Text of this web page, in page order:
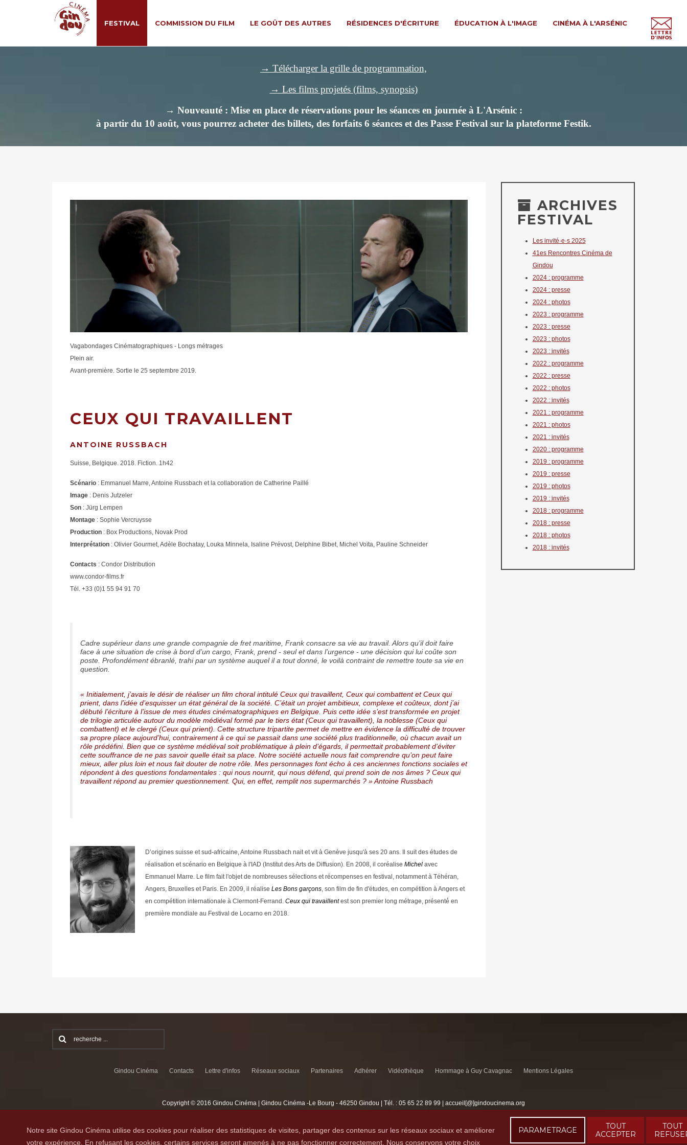
FESTIVAL COMMISSION DU FILM LE GOÛT DES AUTRES RÉSIDENCES D'ÉCRITURE ÉDUCATION À L'IMAGE CINÉMA À L'ARSÉNIC
→ Télécharger la grille de programmation,
→ Les films projetés (films, synopsis)
→ Nouveauté : Mise en place de réservations pour les séances en journée à L'Arsénic :
à partir du 10 août, vous pourrez acheter des billets, des forfaits 6 séances et des Passe Festival sur la plateforme Festik.
Vagabondages Cinématographiques - Longs métrages
Plein air.
Avant-première. Sortie le 25 septembre 2019.
CEUX QUI TRAVAILLENT
ANTOINE RUSSBACH
Suisse, Belgique. 2018. Fiction. 1h42
Scénario : Emmanuel Marre, Antoine Russbach et la collaboration de Catherine Paillé
Image : Denis Jutzeler
Son : Jürg Lempen
Montage : Sophie Vercruysse
Production : Box Productions, Novak Prod
Interprétation : Olivier Gourmet, Adèle Bochatay, Louka Minnela, Isaline Prévost, Delphine Bibet, Michel Voïta, Pauline Schneider
Contacts : Condor Distribution
www.condor-films.fr
Tél. +33 (0)1 55 94 91 70
Cadre supérieur dans une grande compagnie de fret maritime, Frank consacre sa vie au travail. Alors qu’il doit faire
face à une situation de crise à bord d’un cargo, Frank, prend - seul et dans l’urgence - une décision qui lui coûte son
poste. Profondément ébranlé, trahi par un système auquel il a tout donné, le voilà contraint de remettre toute sa vie en
question.
« Initialement, j’avais le désir de réaliser un film choral intitulé Ceux qui travaillent, Ceux qui combattent et Ceux qui
prient, dans l’idée d’esquisser un état général de la société. C’était un projet ambitieux, complexe et coûteux, dont j’ai
débuté l’écriture à l’issue de mes études cinématographiques en Belgique. Puis cette idée s’est transformée en projet
de trilogie articulée autour du modèle médiéval formé par le tiers état (Ceux qui travaillent), la noblesse (Ceux qui
combattent) et le clergé (Ceux qui prient). Cette structure tripartite permet de mettre en évidence la difficulté de trouver
sa propre place aujourd’hui, contrairement à ce qui se passait dans une société plus traditionnelle, où chacun avait un
rôle prédéfini. Bien que ce système médiéval soit problématique à plein d’égards, il permettait probablement d’éviter
cette souffrance de ne pas savoir quelle était sa place. Notre société actuelle nous fait comprendre qu’on peut faire
mieux, aller plus loin et nous fait douter de notre rôle. Mes personnages font écho à ces anciennes fonctions sociales et
répondent à des questions fondamentales : qui nous nourrit, qui nous défend, qui prend soin de nos âmes ? Ceux qui
travaillent répond au premier questionnement. Qui, en effet, remplit nos supermarchés ? » Antoine Russbach
D’origines suisse et sud-africaine, Antoine Russbach nait et vit à Genève jusqu'à ses 20 ans. Il suit des études de
réalisation et scénario en Belgique à l'IAD (Institut des Arts de Diffusion). En 2008, il coréalise Michel avec
Emmanuel Marre. Le film fait l'objet de nombreuses sélections et récompenses en festival, notamment à Téhéran,
Angers, Bruxelles et Paris. En 2009, il réalise Les Bons garçons, son film de fin d'études, en compétition à Angers et
en compétition internationale à Clermont-Ferrand. Ceux qui travaillentest son premier long métrage, présenté́ en
première mondiale au Festival de Locarno en 2018.
ARCHIVES
FESTIVAL
Les invité·e·s 2025
41es Rencontres Cinéma de
Gindou
2024 : programme
2024 : presse
2024 : photos
2023 : programme
2023 : presse
2023 : photos
2023 : invités
2022 : programme
2022 : presse
2022 : photos
2022 : invités
2021 : programme
2021 : photos
2021 : invités
2020 : programme
2019 : programme
2019 : presse
2019 : photos
2019 : invités
2018 : programme
2018 : presse
2018 : photos
2018 : invités
Gindou Cinéma Contacts Lettre d'infos Réseaux sociaux Partenaires Adhérer Vidéothèque Hommage à Guy Cavagnac Mentions Légales
Copyright © 2016 Gindou Cinéma | Gindou Cinéma -Le Bourg - 46250 Gindou | Tél. : 05 65 22 89 99 | accueil[@]gindoucinema.org
Notre site Gindou Cinéma utilise des cookies pour réaliser des statistiques de visites, partager des contenus sur les réseaux sociaux et améliorer
votre expérience. En refusant les cookies, certains services seront amenés à ne pas fonctionner correctement. Nous conservons votre choix
PARAMETRAGE
TOUT
ACCEPTER
TOUT